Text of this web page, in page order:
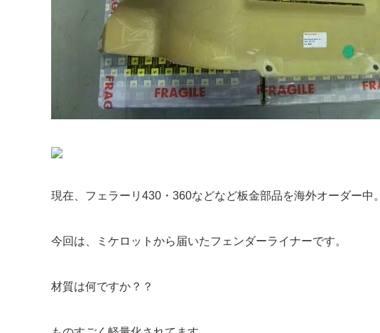
現在、フェラーリ430・360などなど板金部品を海外オーダー中。
今回は、ミケロットから届いたフェンダーライナーです。
材質は何ですか？？